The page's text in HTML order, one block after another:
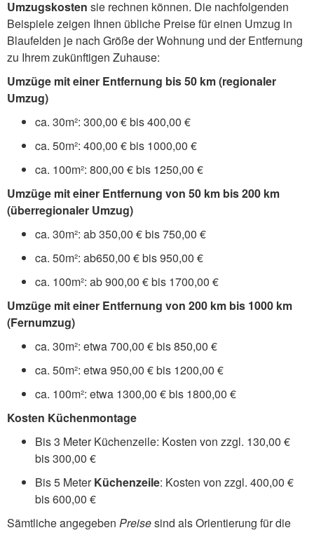
Umzugskosten sie rechnen können. Die nachfolgenden
Beispiele zeigen Ihnen übliche Preise für einen Umzug in
Blaufelden je nach Größe der Wohnung und der Entfernung
zu Ihrem zukünftigen Zuhause:
Umzüge mit einer Entfernung bis 50 km (regionaler
Umzug)
ca. 30m²: 300,00 € bis 400,00 €
ca. 50m²: 400,00 € bis 1000,00 €
ca. 100m²: 800,00 € bis 1250,00 €
Umzüge mit einer Entfernung von 50 km bis 200 km
(überregionaler Umzug)
ca. 30m²: ab 350,00 € bis 750,00 €
ca. 50m²: ab650,00 € bis 950,00 €
ca. 100m²: ab 900,00 € bis 1700,00 €
Umzüge mit einer Entfernung von 200 km bis 1000 km
(Fernumzug)
ca. 30m²: etwa 700,00 € bis 850,00 €
ca. 50m²: etwa 950,00 € bis 1200,00 €
ca. 100m²: etwa 1300,00 € bis 1800,00 €
Kosten Küchenmontage
Bis 3 Meter Küchenzeile: Kosten von zzgl. 130,00 €
bis 300,00 €
Bis 5 MeterKüchenzeile: Kosten von zzgl. 400,00 €
bis 600,00 €
Sämtliche angegeben Preisesind als Orientierung für die